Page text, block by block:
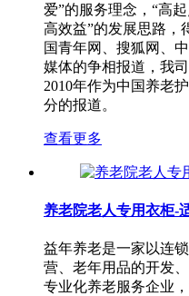
爱”的服务理念，“高
高效益”的发展思路，
国青年网、搜狐网、
媒体的争相报道，我
2010年作为中国养老
分的报道。
查看更多
养老院老人专用衣柜-
益年养老是一家以连
营、老年用品的开发
专业化养老服务企业